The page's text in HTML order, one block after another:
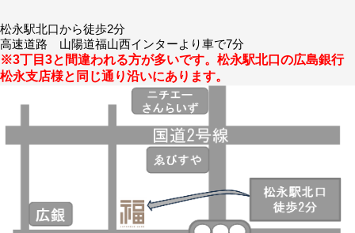
松永駅北口から徒歩2分
高速道路 山陽道福山西インターより車で7分
※3丁目3と間違われる方が多いです。松永駅北口の広島銀行
松永支店様と同じ通り沿いにあります。